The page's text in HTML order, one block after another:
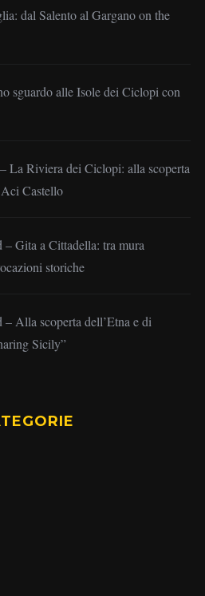
dal Salento al Gargano on the
sguardo alle Isole dei Ciclopi con
La Riviera dei Ciclopi: alla scoperta
Castello
– Gita a Cittadella: tra mura
storiche
– Alla scoperta dell’Etna e di
Sicily”